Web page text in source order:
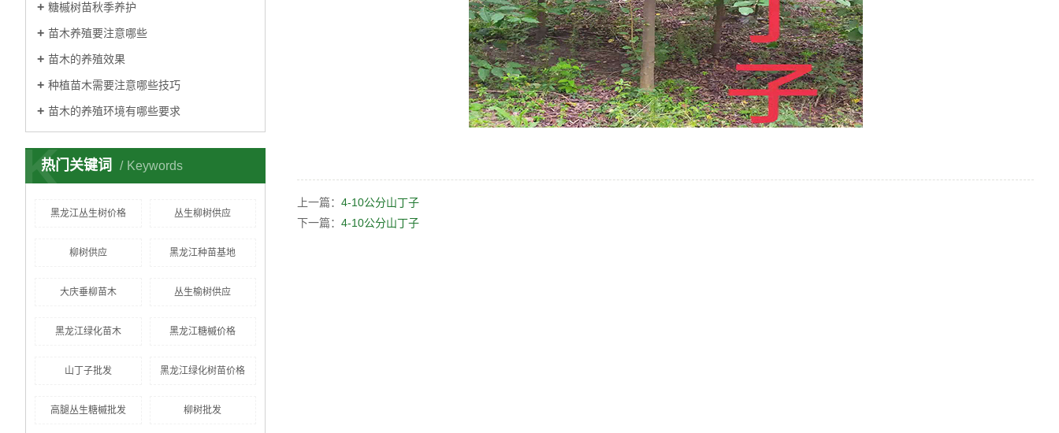
糖槭树苗秋季养护
苗木养殖要注意哪些
苗木的养殖效果
种植苗木需要注意哪些技巧
苗木的养殖环境有哪些要求
热门关键词 Keywords
K
黑龙江丛生树价格 丛生柳树供应
柳树供应 黑龙江种苗基地
大庆垂柳苗木 丛生榆树供应
黑龙江绿化苗木 黑龙江糖槭价格
山丁子批发 黑龙江绿化树苗价格
高腿丛生糖槭批发 柳树批发
上一篇： 4-10公分山丁子
下一篇： 4-10公分山丁子